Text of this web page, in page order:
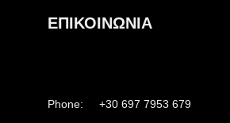
ΕΠΙΚΟΙΝΩΝΙΑ
Phone: +30 697 7953 679